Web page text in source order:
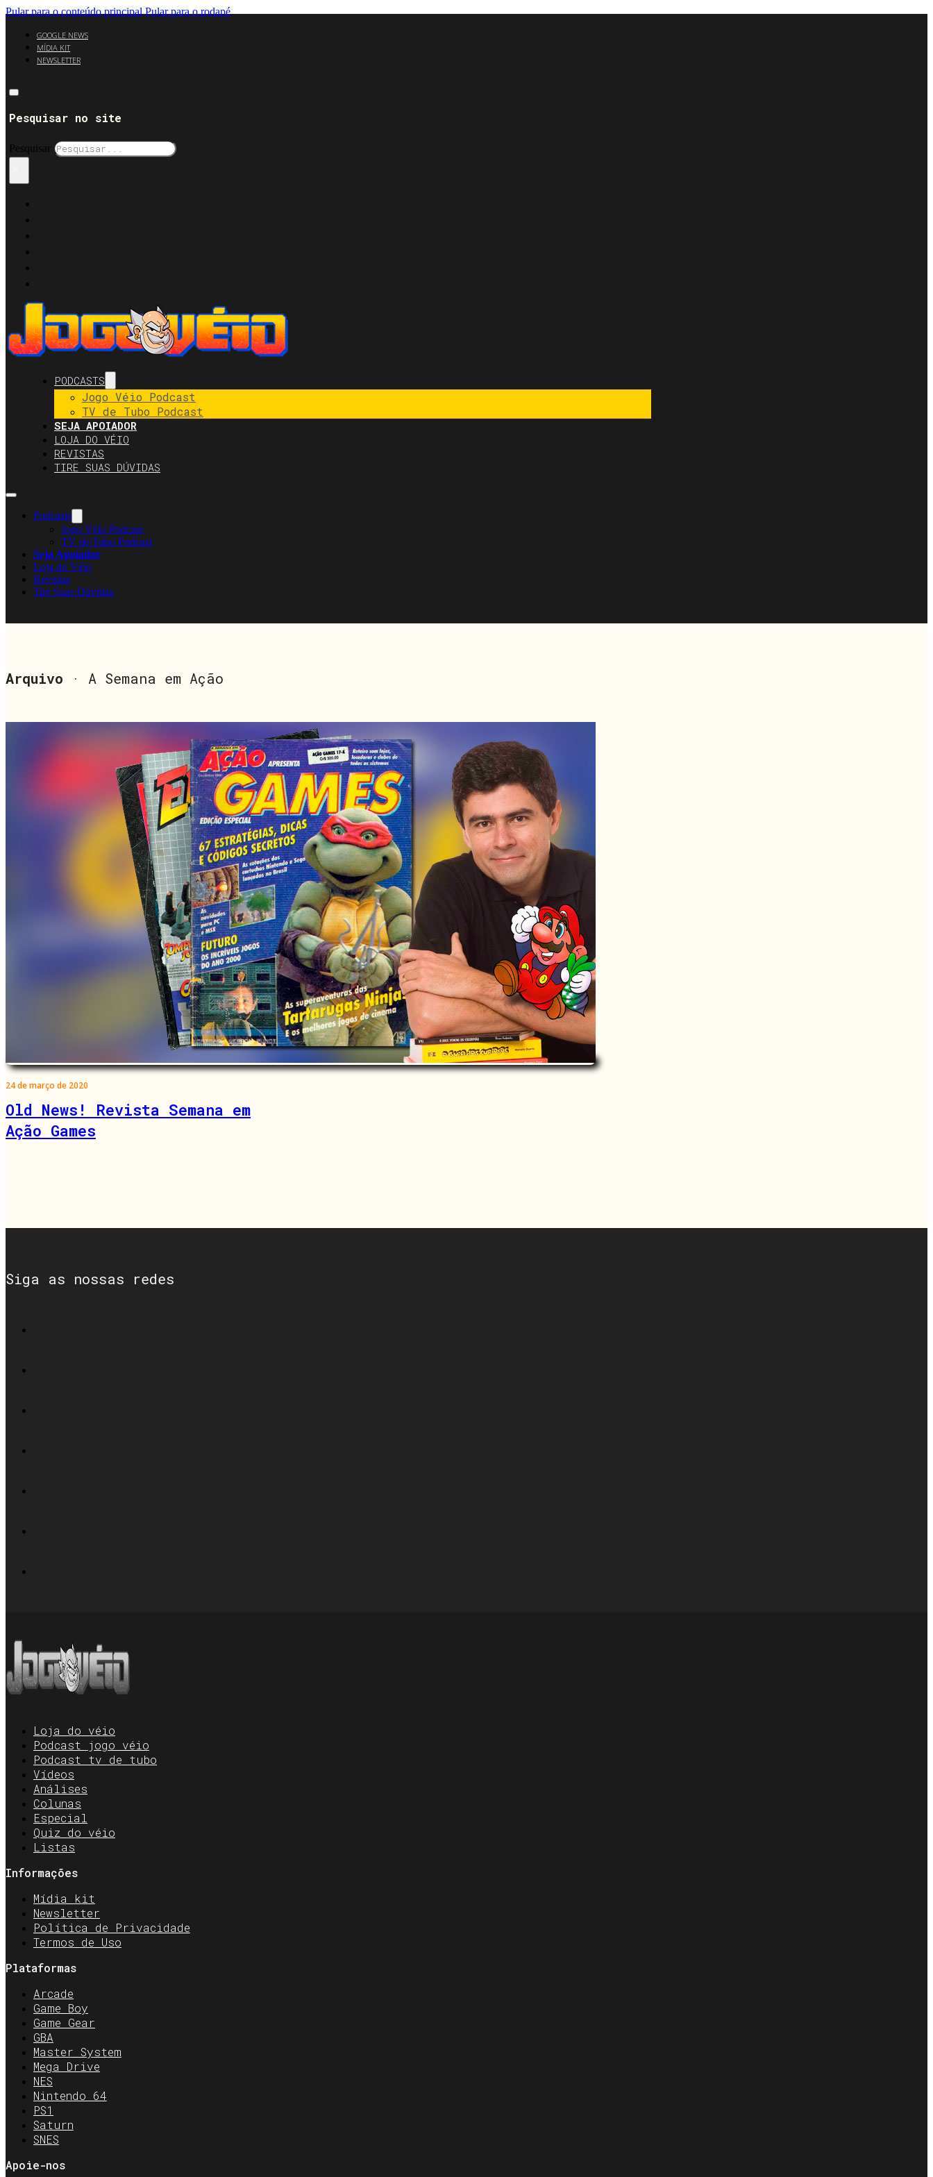
Pular para o conteúdo principal Pular para o rodapé
GOOGLE NEWS
MÍDIA KIT
NEWSLETTER
Pesquisar no site
Pesquisar
PODCASTS
Jogo Véio Podcast
TV de Tubo Podcast
SEJA APOIADOR
LOJA DO VÉIO
REVISTAS
TIRE SUAS DÚVIDAS
Podcasts
Jogo Véio Podcast
TV de Tubo Podcast
Seja Apoiador
Loja do Véio
Revistas
Tire Suas Dúvidas
Arquivo · A Semana em Ação
24 de março de 2020
Old News! Revista Semana em
Ação Games
Siga as nossas redes
Loja do véio
Podcast jogo véio
Podcast tv de tubo
Vídeos
Análises
Colunas
Especial
Quiz do véio
Listas
Informações
Mídia kit
Newsletter
Política de Privacidade
Termos de Uso
Plataformas
Arcade
Game Boy
Game Gear
GBA
Master System
Mega Drive
NES
Nintendo 64
PS1
Saturn
SNES
Apoie-nos